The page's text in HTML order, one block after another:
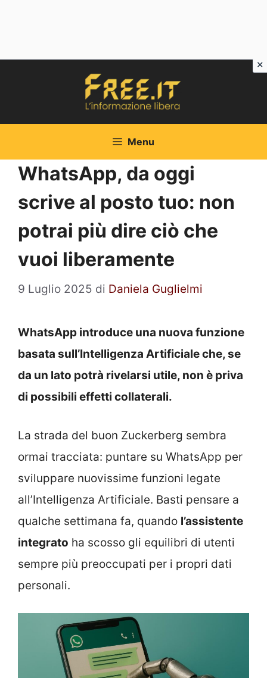
Menu
WhatsApp, da oggi
scrive al posto tuo: non
potrai più dire ciò che
vuoi liberamente
9 Luglio 2025 di Daniela Guglielmi
WhatsApp introduce una nuova funzione
basata sull’Intelligenza Artificiale che, se
da un lato potrà rivelarsi utile, non è priva
di possibili effetti collaterali.
La strada del buon Zuckerberg sembra
ormai tracciata: puntare su WhatsApp per
sviluppare nuovissime funzioni legate
all’Intelligenza Artificiale. Basti pensare a
qualche settimana fa, quando l’assistente
integrato ha scosso gli equilibri di utenti
sempre più preoccupati per i propri dati
personali.